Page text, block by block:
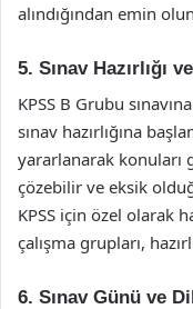
alındığından emin
5. Sınav Hazırlığı
KPSS B Grubu
sınav hazırlığına
yararlanarak konuları
çözebilir ve eksik
KPSS için özel olarak
çalışma grupları,
6. Sınav Günü ve